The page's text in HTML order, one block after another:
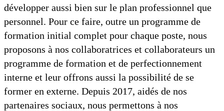
développer aussi bien sur le plan professionnel que
personnel. Pour ce faire, outre un programme de
formation initial complet pour chaque poste, nous
proposons à nos collaboratrices et collaborateurs un
programme de formation et de perfectionnement
interne et leur offrons aussi la possibilité de se
former en externe. Depuis 2017, aidés de nos
partenaires sociaux, nous permettons à nos